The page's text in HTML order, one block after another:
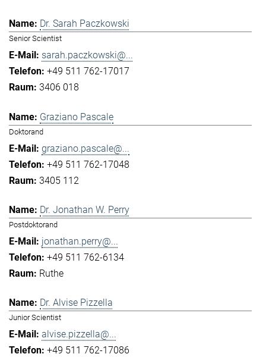
Dr. Sarah Paczkowski
Senior Scientist
sarah.paczkowski@...
+49 511 762-17017
3406 018
Graziano Pascale
Doktorand
graziano.pascale@...
+49 511 762-17048
3405 112
Dr. Jonathan W. Perry
Postdoktorand
jonathan.perry@...
+49 511 762-6134
Ruthe
Dr. Alvise Pizzella
Junior Scientist
alvise.pizzella@...
+49 511 762-17086